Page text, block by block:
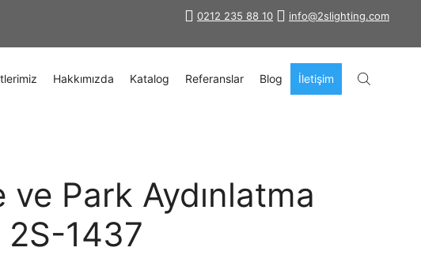
info@2slighting.com
0212 235 88 10
Hakkımızda Katalog Referanslar Blog İletişim
ve Park Aydınlatma
2S-1437